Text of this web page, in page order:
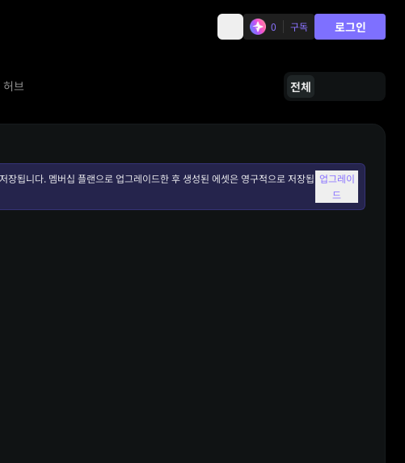
0 구독 로그인
브 전체
장됩니다. 멤버십 플랜으로 업그레이드한 후 생성된 에셋은 영구적으로 저장됩 업그레이
드